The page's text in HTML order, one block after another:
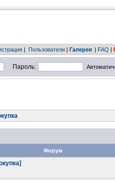
| Пользователи | Галерея | FAQ |
Пароль:
Форум